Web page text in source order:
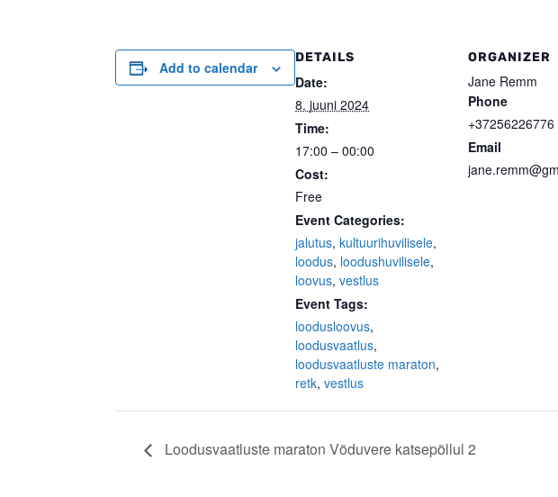
Add to calendar
DETAILS
Date:
8. juuni 2024
Time:
17:00 – 00:00
Cost:
Free
Event Categories:
jalutus, kultuurihuvilisele,
loodus, loodushuvilisele,
loovus, vestlus
Event Tags:
loodusloovus,
loodusvaatlus,
loodusvaatluste maraton,
retk, vestlus
ORGANIZER
Jane Remm
Phone
+37256226776
Email
Loodusvaatluste maraton Võduvere katsepõllul 2